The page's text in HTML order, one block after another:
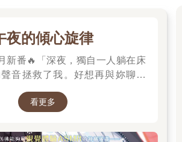
夜的傾心旋律
新番🔥「深夜，獨自一人躺在床
音拯救了我。好想再與妳聊一
妳說。」高二的山吹有栖一直在
成謎、本名不詳，化名為「阿波
看更多